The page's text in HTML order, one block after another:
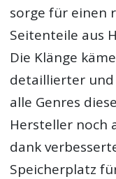
sorge für einen
Seitenteile aus
Die Klänge
detaillierter
alle Genres
Hersteller noch
dank
Speicherplatz